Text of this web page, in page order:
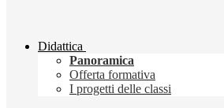
Didattica
Panoramica
Offerta formativa
I progetti delle classi